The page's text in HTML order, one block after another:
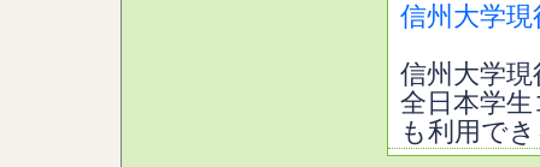
信州大学
信州大学
全日本学
も利用で